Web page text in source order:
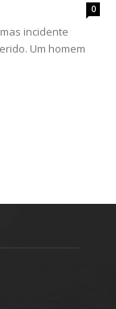
0
incidente
Um homem